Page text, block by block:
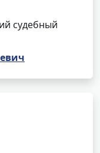
судебный